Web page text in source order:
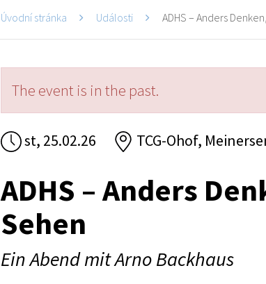
Úvodní stránka Události ADHS – Anders
The event is in the past.
st, 25.02.26 TCG-Ohof,
ADHS – Anders
Sehen
Ein Abend mit Arno Backhaus